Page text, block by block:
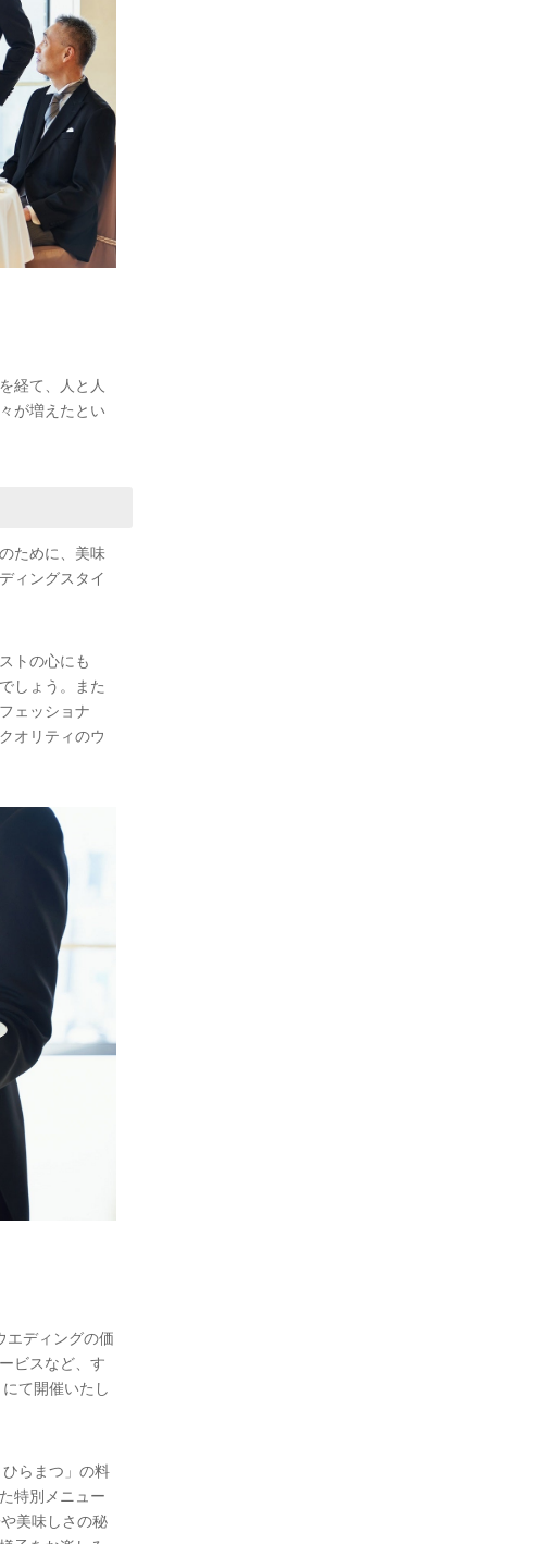
経て、人と人
が増えたとい
ために、美味
ィングスタイ
トの心にも
しょう。また
ェッショナ
オリティのウ
エディングの価
ビスなど、す
て開催いたし
らまつ」の料
特別メニュー
美味しさの秘